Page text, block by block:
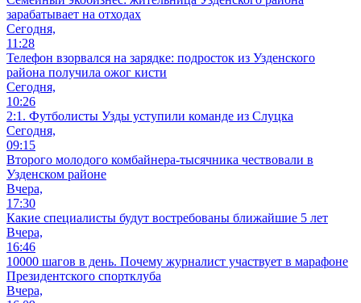
зарабатывает на отходах
Сегодня,
11:28
Телефон взорвался на зарядке: подросток из Узденского
района получила ожог кисти
Сегодня,
10:26
2:1. Футболисты Узды уступили команде из Слуцка
Сегодня,
09:15
Второго молодого комбайнера-тысячника чествовали в
Узденском районе
Вчера,
17:30
Какие специалисты будут востребованы ближайшие 5 лет
Вчера,
16:46
10000 шагов в день. Почему журналист участвует в марафоне
Президентского спортклуба
Вчера,